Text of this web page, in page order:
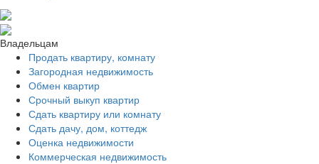
Владельцам
Продать квартиру, комнату
Загородная недвижимость
Обмен квартир
Срочный выкуп квартир
Сдать квартиру или комнату
Сдать дачу, дом, коттедж
Оценка недвижимости
Коммерческая недвижимость